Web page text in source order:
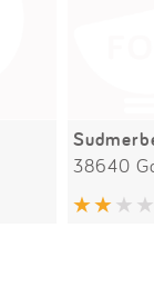
38640